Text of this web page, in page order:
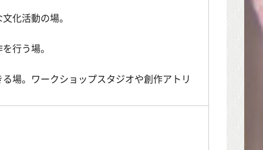
化活動の場。
行う場。
場。ワークショップスタジオや創作アトリ